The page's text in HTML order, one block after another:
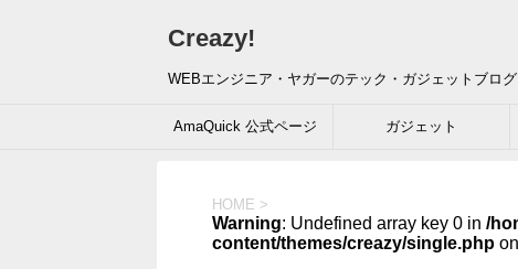
Creazy!
WEBエンジニア・ヤガーのテック・ガジェットブログ
AmaQuick 公式ページ ガジェット
HOME >
Warning: Undefined array key 0 in /
content/themes/creazy/single.php